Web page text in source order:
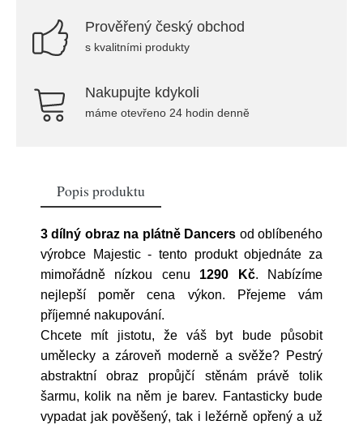
Prověřený český obchod
s kvalitními produkty
Nakupujte kdykoli
máme otevřeno 24 hodin denně
Popis produktu
3 dílný obraz na plátně Dancers od oblíbeného
výrobce
Majestic- tento produkt objednáte za
mimořádně nízkou cenu 1290 Kč. Nabízíme
nejlepší poměr cena výkon. Přejeme vám
příjemné nakupování.
Chcete mít jistotu, že váš byt bude působit
umělecky a zároveň moderně a svěže? Pestrý
abstraktní obraz propůjčí stěnám právě tolik
šarmu, kolik na něm je barev. Fantasticky bude
vypadat jak pověšený, tak i ležérně opřený a už